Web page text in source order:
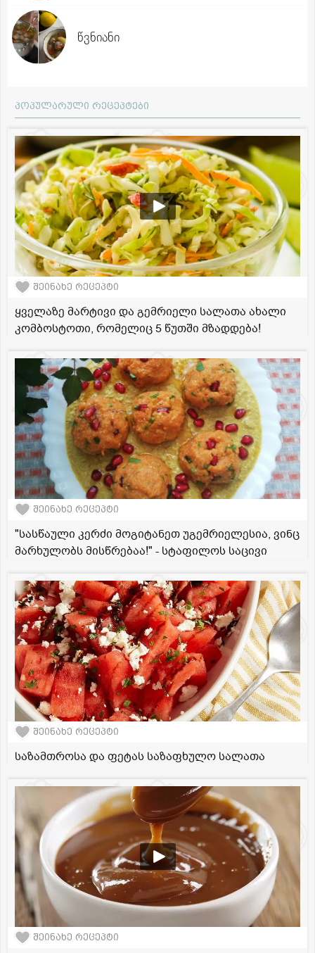
წვნიანი
პოპულარული რეცეპტები
შეინახე რეცეპტი
ყველაზე მარტივი და გემრიელი სალათა ახალი
კომბოსტოთი, რომელიც 5 წუთში მზადდება!
შეინახე რეცეპტი
"სასწაული კერძი მოგიტანეთ უგემრიელესია, ვინც
მარხულობს მისწრებაა!" - სტაფილოს საცივი
შეინახე რეცეპტი
საზამთროსა და ფეტას საზაფხულო სალათა
შეინახე რეცეპტი